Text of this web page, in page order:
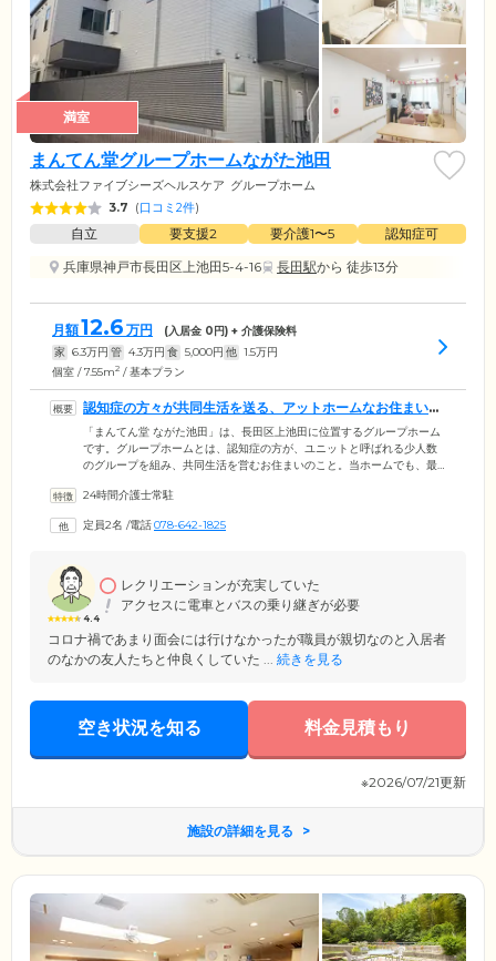
満室
まんてん堂グループホームながた池田
株式会社ファイブシーズヘルスケア グループホーム
3.7 (口コミ2件)
自立 要支援2 要介護1〜5
認知症可
兵庫県神戸市長田区上池田5-4-16
長田駅から 徒歩13分
月額12.6 万円 (入居金 0円) + 介護保険料
家 6.3万円 管 4.3万円 食 5,000円 他 1.5万円
個室 / 7.55m2 / 基本プラン
認知症の方々が共同生活を送る、アットホームなお住まいで
す「まんてん堂 ながた池田」は、長田区上池田に位置するグループホーム
です。グループホームとは、認知症の方が、ユニットと呼ばれる少人数
のグループを組み、共同生活を営むお住まいのこと。当ホームでも、最
護に頼りきりにならず、ご自分の力で生活を送れる「自立」した状態を
担し、ユニットの中での役割を果たしてもらっています。集団の中で居
24時間介護士常駐
定員2名 /電話078-642-1825
4.4
レクリエーションが充実していた
アクセスに電車とバスの乗り継ぎが必要
コロナ禍であまり面会には行けなかったが職員が親切なのと入居者
のなかの友人たちと仲良くしていた ... 続きを見る
空き状況を知る 料金見積もり
※2026/07/21更新
施設の詳細を見る